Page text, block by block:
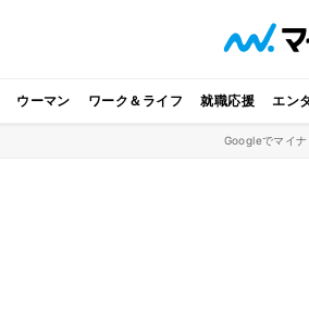
ウーマン ワーク＆ライフ 就職応援 エン
Googleでマイ